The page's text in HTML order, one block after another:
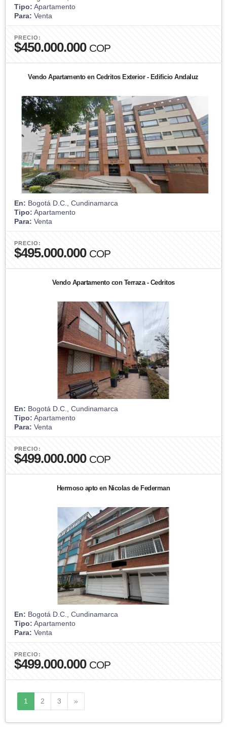
Tipo: Apartamento
Para: Venta
PRECIO:
$450.000.000 COP
Vendo Apartamento en Cedritos Exterior - Edificio Andaluz
En: Bogotá D.C., Cundinamarca
Tipo: Apartamento
Para: Venta
PRECIO:
$495.000.000 COP
Vendo Apartamento con Terraza - Cedritos
En: Bogotá D.C., Cundinamarca
Tipo: Apartamento
Para: Venta
PRECIO:
$499.000.000 COP
Hermoso apto en Nicolas de Federman
En: Bogotá D.C., Cundinamarca
Tipo: Apartamento
Para: Venta
PRECIO:
$499.000.000 COP
1 2 3 »